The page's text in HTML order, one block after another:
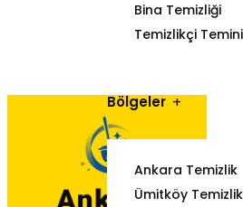
Bina Temizliği
Temizlikçi Temini
Bölgeler
Ankara Temizlik
Ümitköy Temizlik